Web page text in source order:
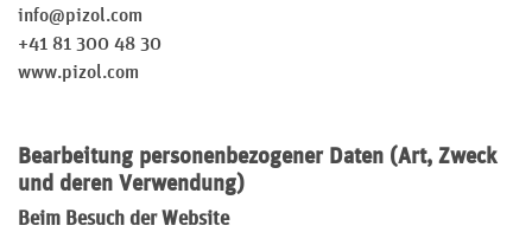
info@pizol.com
+41 81 300 48 30
www.pizol.com
Bearbeitung personenbezogener Daten (Art, Zweck
und deren Verwendung)
Beim Besuch der Website